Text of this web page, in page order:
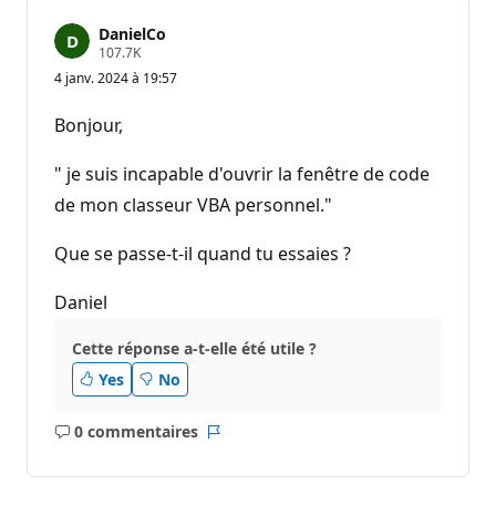
DanielCo
107.7KP
e
r
é
p
t
4 janv. 2024 à 19:57
Bonjour,
" je suis incapable d'ouvrir la fenêtre de code
de mon classeur VBA personnel."
Que se passe-t-il quand tu essaies ?
Daniel
Cette réponse a-t-elle été utile ?
Yes
No
0 commentaires
Aucun